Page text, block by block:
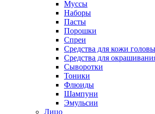
Муссы
Наборы
Пасты
Порошки
Спреи
Средства для кожи головы
Средства для
Сыворотки
Тоники
Флюиды
Шампуни
Эмульсии
Лицо